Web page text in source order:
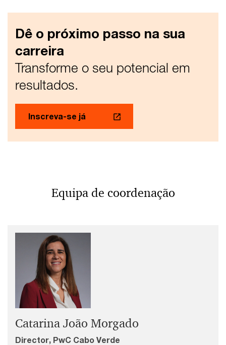
Dê o próximo passo na sua
carreira
Transforme o seu potencial em
resultados.
Inscreva-se já
Equipa de coordenação
Catarina João Morgado
Director, PwC Cabo Verde